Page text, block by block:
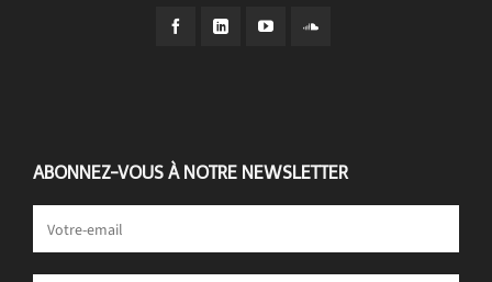
ABONNEZ-VOUS À NOTRE NEWSLETTER